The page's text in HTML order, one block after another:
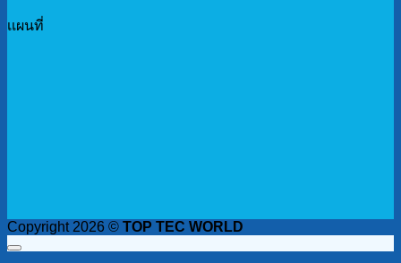
เเผนที่
Copyright 2026 © TOP TEC WORLD